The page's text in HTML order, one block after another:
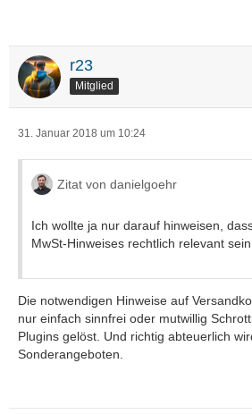
r23
Mitglied
31. Januar 2018 um 10:24
Zitat von danielgoehr
Ich wollte ja nur darauf hinweisen,
MwSt-Hinweises rechtlich relevant sein
Die notwendigen Hinweise auf
nur einfach sinnfrei oder mutwillig
Plugins gelöst. Und richtig abteuerlich
Sonderangeboten.